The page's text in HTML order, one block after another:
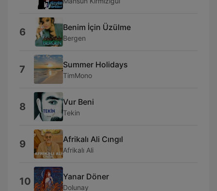
6 Benim İçin Üzülme
Bergen
7 Summer Holidays
TimMono
8 Vur Beni
Tekin
9 Afrikalı Ali Cıngıl
Afrikalı Ali
10 Yanar Döner
Dolunay